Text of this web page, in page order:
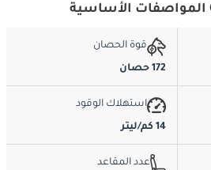
قوة الحصان
172 حصان
استهلاك الوقود
14 كم/ليتر
عدد المقاعد